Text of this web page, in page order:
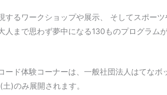
するワークショップや展示、 そしてスポー
人まで思わず夢中になる130ものプログラム
ード体験コーナーは、一般社団法人はてなボ
)のみ展開されます。